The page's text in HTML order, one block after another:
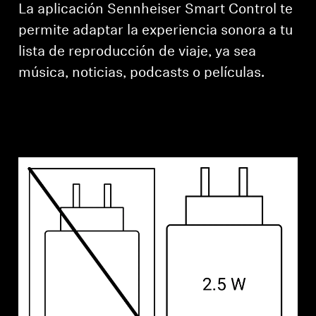
La aplicación Sennheiser Smart Control te
permite adaptar la experiencia sonora a tu
lista de reproducción de viaje, ya sea
música, noticias, podcasts o películas.